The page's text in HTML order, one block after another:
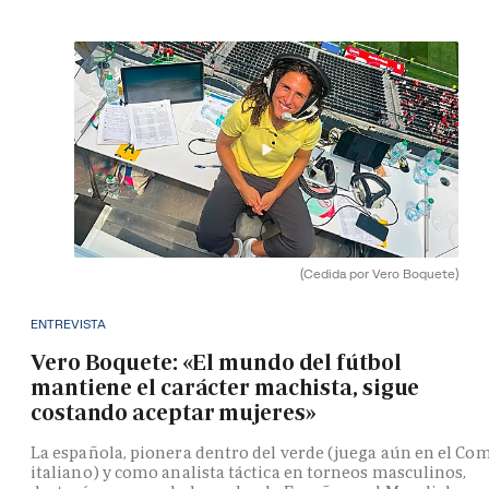
(Cedida por Vero Boquete)
ENTREVISTA
Vero Boquete: «El mundo del fútbol
mantiene el carácter machista, sigue
costando aceptar mujeres»
La española, pionera dentro del verde (juega aún en el
italiano) y como analista táctica en torneos masculinos,